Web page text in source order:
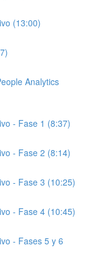
(13:00)
Analytics
- Fase 1 (8:37)
- Fase 2 (8:14)
- Fase 3 (10:25)
- Fase 4 (10:45)
- Fases 5 y 6